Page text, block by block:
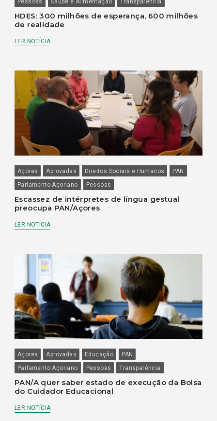
Pessoas Saúde e Alimentação Transparência
HDES: 300 milhões de esperança, 600 milhões
de realidade
LER NOTÍCIA
Açores Aprovadas Direitos Sociais e Humanos
PAN
Parlamento Açoriano
Pessoas
Escassez de intérpretes de língua gestual
preocupa PAN/Açores
LER NOTÍCIA
Açores Aprovadas Educação
PAN
Parlamento Açoriano
Pessoas Transparência
PAN/A quer saber estado de execução da Bolsa
do Cuidador Educacional
LER NOTÍCIA